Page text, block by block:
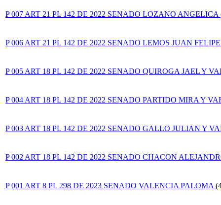
P 007 ART 21 PL 142 DE 2022 SENADO LOZANO ANGELICA
P 006 ART 21 PL 142 DE 2022 SENADO LEMOS JUAN
P 005 ART 18 PL 142 DE 2022 SENADO QUIROGA JAEL Y
P 004 ART 18 PL 142 DE 2022 SENADO PARTIDO MIRA Y
P 003 ART 18 PL 142 DE 2022 SENADO GALLO JULIAN Y
P 002 ART 18 PL 142 DE 2022 SENADO CHACON
P 001 ART 8 PL 298 DE 2023 SENADO VALENCIA PALOMA